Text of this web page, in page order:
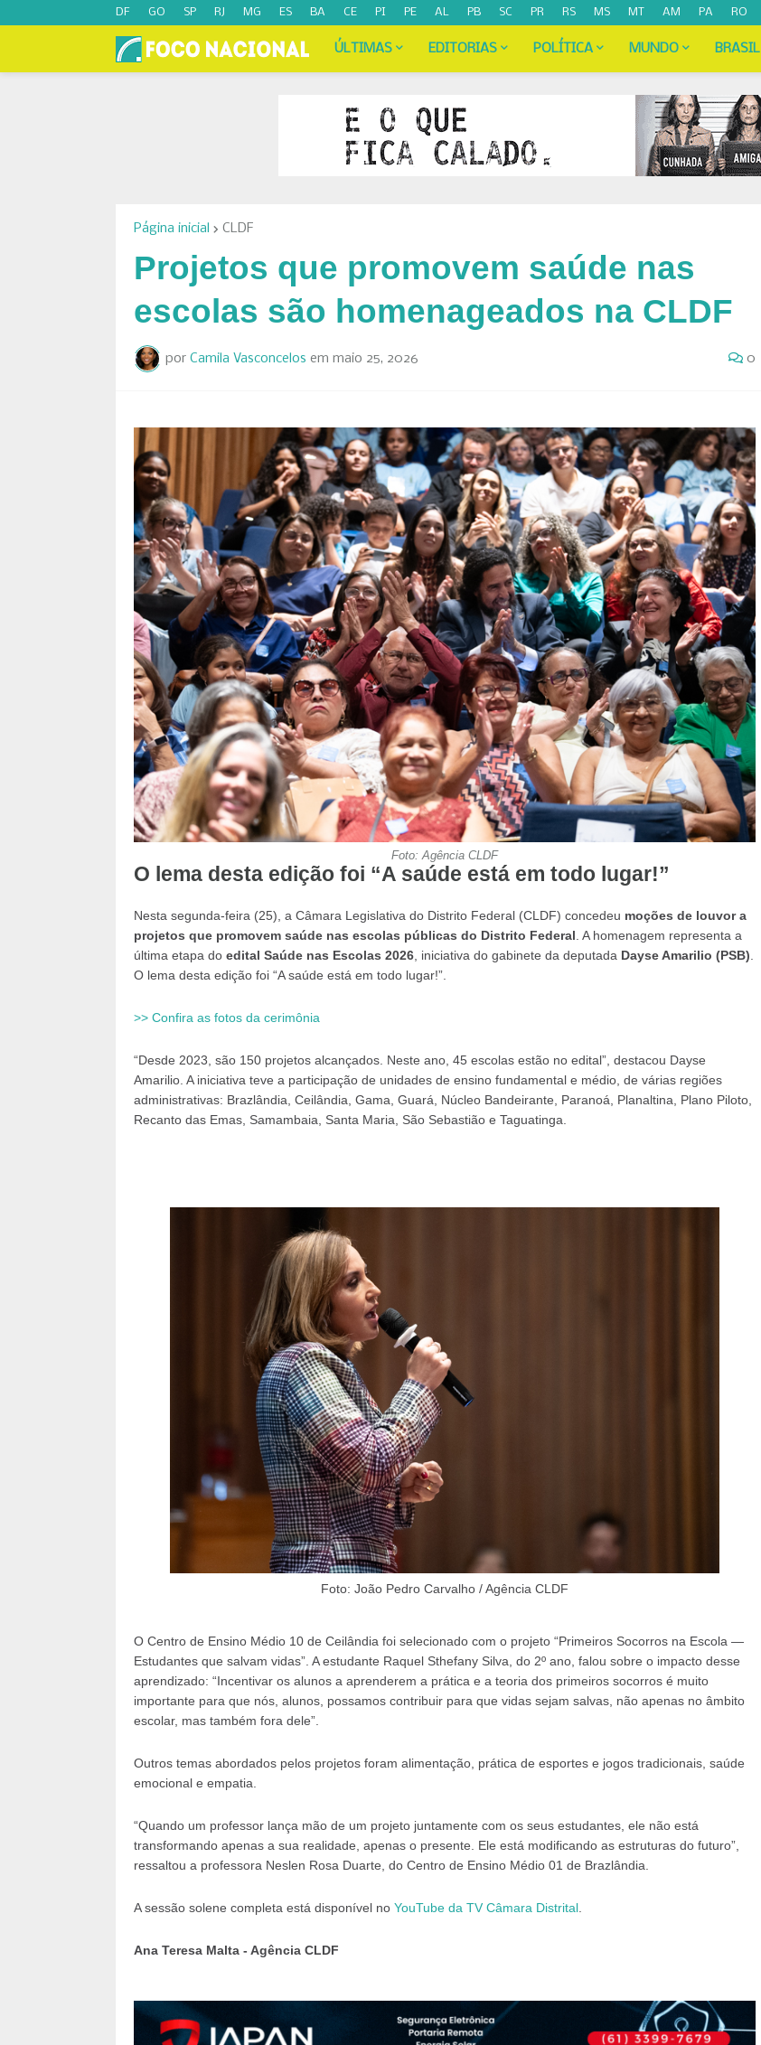
DF GO SP RJ MG ES BA CE PI PE AL PB SC PR RS MS MT AM PA RO
ÚLTIMAS EDITORIAS POLÍTICA MUNDO BRASIL
Página inicial CLDF
Projetos que promovem saúde nas
escolas são homenageados na CLDF
por Camila Vasconcelos em maio 25, 2026 0
Foto: Agência CLDF
O lema desta edição foi “A saúde está em todo lugar!”
Nesta segunda-feira (25), a Câmara Legislativa do Distrito Federal (CLDF) concedeu moções de louvor a
projetos que promovem saúde nas escolas públicas do Distrito Federal . A homenagem representa a
última etapa do edital Saúde nas Escolas 2026, iniciativa do gabinete da deputada Dayse Amarilio (PSB)
O lema desta edição foi “A saúde está em todo lugar!”.
>> Confira as fotos da cerimônia
“Desde 2023, são 150 projetos alcançados. Neste ano, 45 escolas estão no edital”, destacou Dayse
Amarilio. A iniciativa teve a participação de unidades de ensino fundamental e médio, de várias regiões
administrativas: Brazlândia, Ceilândia, Gama, Guará, Núcleo Bandeirante, Paranoá, Planaltina, Plano Piloto,
Recanto das Emas, Samambaia, Santa Maria, São Sebastião e Taguatinga.
Foto: João Pedro Carvalho / Agência CLDF
O Centro de Ensino Médio 10 de Ceilândia foi selecionado com o projeto “Primeiros Socorros na Escola —
Estudantes que salvam vidas”. A estudante Raquel Sthefany Silva, do 2º ano, falou sobre o impacto desse
aprendizado: “Incentivar os alunos a aprenderem a prática e a teoria dos primeiros socorros é muito
importante para que nós, alunos, possamos contribuir para que vidas sejam salvas, não apenas no âmbito
escolar, mas também fora dele”.
Outros temas abordados pelos projetos foram alimentação, prática de esportes e jogos tradicionais, saúde
emocional e empatia.
“Quando um professor lança mão de um projeto juntamente com os seus estudantes, ele não está
transformando apenas a sua realidade, apenas o presente. Ele está modificando as estruturas do futuro”,
ressaltou a professora Neslen Rosa Duarte, do Centro de Ensino Médio 01 de Brazlândia.
A sessão solene completa está disponível no YouTube da TV Câmara Distrital.
Ana Teresa Malta - Agência CLDF